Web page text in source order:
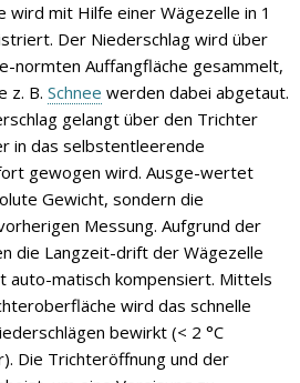
wird mit Hilfe einer Wägezelle in 1
Der Niederschlag wird über
normten Auffangfläche gesammelt,
z. B. Schnee werden dabei abgetaut.
gelangt über den Trichter
in das selbstentleerende
gewogen wird. Ausge-wertet
Gewicht, sondern die
Messung. Aufgrund der
die Langzeit-drift der Wägezelle
auto-matisch kompensiert. Mittels
wird das schnelle
bewirkt (< 2 °C
Die Trichteröffnung und der